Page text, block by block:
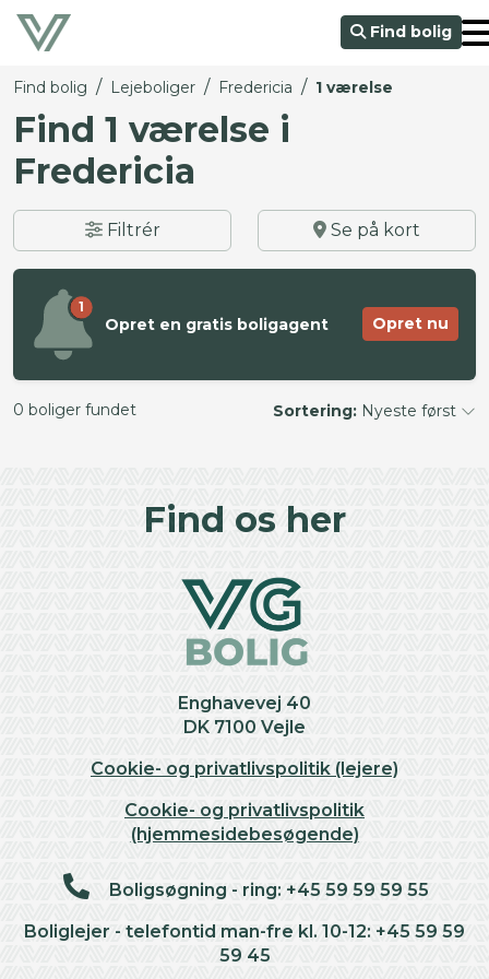
Find bolig
Find bolig / Lejeboliger / Fredericia / 1 værelse
Find 1 værelse i
Fredericia
Filtrér Se på kort
1
Opret en gratis boligagent Opret nu
0 boliger fundet Sortering: Nyeste først
Find os her
Enghavevej 40
DK 7100 Vejle
Cookie- og privatlivspolitik (lejere)
Cookie- og privatlivspolitik
(hjemmesidebesøgende)
Boligsøgning - ring: +45 59 59 59 55
Boliglejer - telefontid man-fre kl. 10-12: +45 59 59
59 45